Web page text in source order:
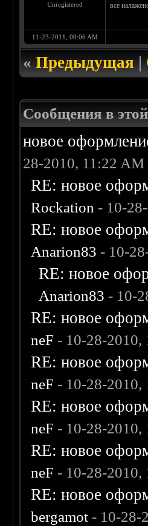
Unregistered все
11-23-2011, 09:06 AM
«Предыдущая|
Сообщения в
новое
28-2010, 11:22 AM
RE: новое
Rockation - 10-
RE: новое
Anarion83 - 10-
RE: новое
Anarion83 - 10-
RE: новое
neF - 10-28-2010,
RE: новое
neF - 10-28-2010,
RE: новое
neF - 10-28-2010,
RE: новое
neF - 10-28-2010,
RE: новое
bergamot - 10-28-